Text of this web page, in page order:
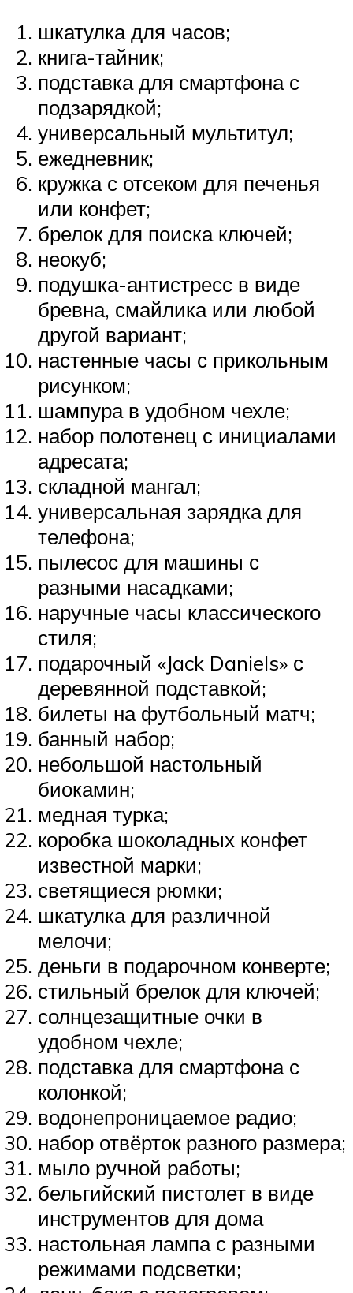
шкатулка для часов;
книга-тайник;
подставка для смартфона с
подзарядкой;
универсальный мультитул;
ежедневник;
кружка с отсеком для печенья
или конфет;
брелок для поиска ключей;
неокуб;
подушка-антистресс в виде
бревна, смайлика или любой
другой вариант;
настенные часы с прикольным
рисунком;
шампура в удобном чехле;
набор полотенец с инициалами
адресата;
складной мангал;
универсальная зарядка для
телефона;
пылесос для машины с
разными насадками;
наручные часы классического
стиля;
подарочный «Jack Daniels» с
деревянной подставкой;
билеты на футбольный матч;
банный набор;
небольшой настольный
биокамин;
медная турка;
коробка шоколадных конфет
известной марки;
светящиеся рюмки;
шкатулка для различной
мелочи;
деньги в подарочном конверте;
стильный брелок для ключей;
солнцезащитные очки в
удобном чехле;
подставка для смартфона с
колонкой;
водонепроницаемое радио;
набор отвёрток разного размера;
мыло ручной работы;
бельгийский пистолет в виде
инструментов для дома
настольная лампа с разными
режимами подсветки;